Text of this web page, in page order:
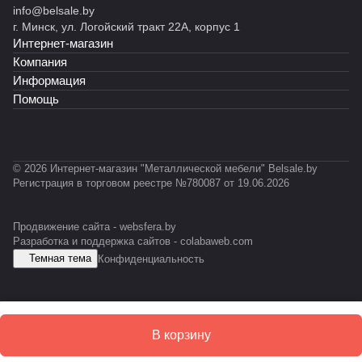
й
С
Т
Ф
S
G
R
й
С
T-
3
1
й
С
С
D
С
В корзину
info@belsale.by
г. Минск, ул. Логойский тракт 22А, корпус 1
Интернет-магазин
Компания
Информация
Помощь
© 2026 Интернет-магазин "Металлической мебели" Belsale.by
Регистрация в торговом реестре №780087 от 19.06.2026
Продвижение сайта - websfera.by
Разработка и поддержка сайтов - colabaweb.com
Темная тема
Конфиденциальность